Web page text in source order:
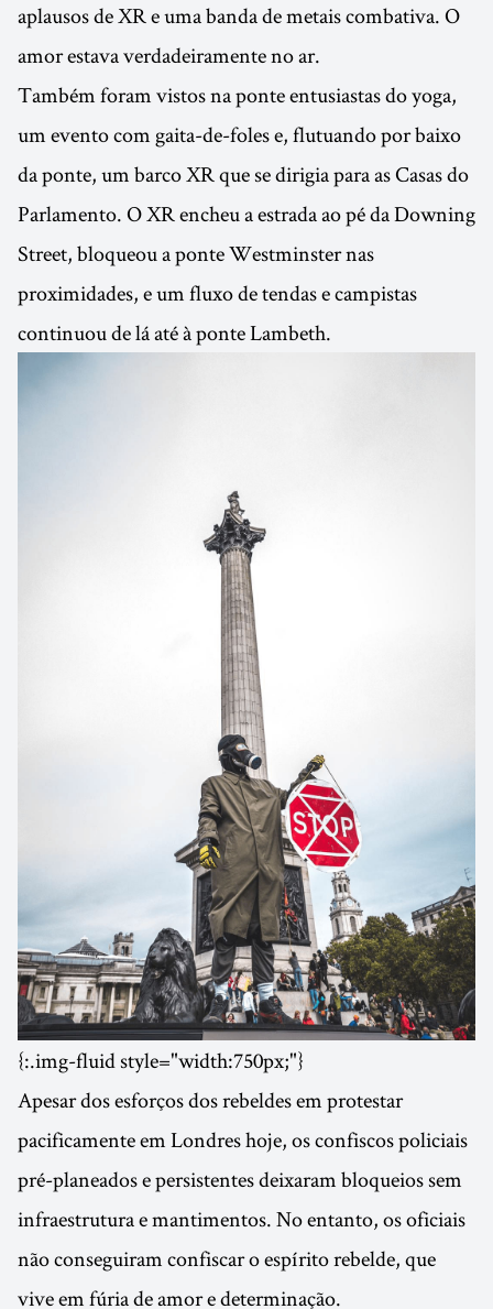
aplausos de XR e uma banda de metais combativa. O
amor estava verdadeiramente no ar.
Também foram vistos na ponte entusiastas do yoga,
um evento com gaita-de-foles e, flutuando por baixo
da ponte, um barco XR que se dirigia para as Casas do
Parlamento. O XR encheu a estrada ao pé da Downing
Street, bloqueou a ponte Westminster nas
proximidades, e um fluxo de tendas e campistas
continuou de lá até à ponte Lambeth.
{:.img-fluid style="width:750px;"}
Apesar dos esforços dos rebeldes em protestar
pacificamente em Londres hoje, os confiscos policiais
pré-planeados e persistentes deixaram bloqueios sem
infraestrutura e mantimentos. No entanto, os oficiais
não conseguiram confiscar o espírito rebelde, que
vive em fúria de amor e determinação.